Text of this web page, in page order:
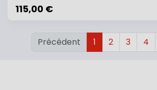
115,00 €
Précédent 1 2 3 4